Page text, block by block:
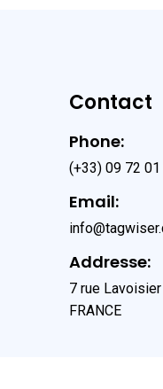
Contact
Phone:
(+33) 09 72
Email:
Addresse:
7 rue
FRANCE